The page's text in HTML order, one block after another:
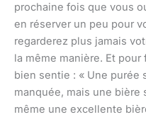
prochaine fois que vous
en réserver un peu pour
regarderez plus jamais
la même manière. Et
bien sentie : « Une purée
manquée, mais une
même une excellente